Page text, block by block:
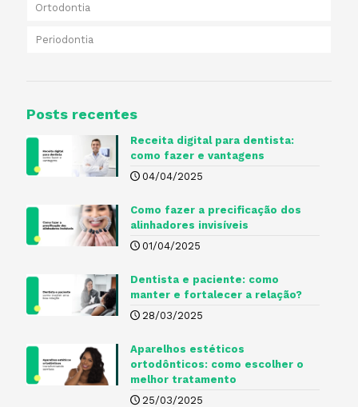
Ortodontia
Periodontia
Posts recentes
Receita digital para dentista​:
como fazer e vantagens
04/04/2025
Como fazer a precificação dos
alinhadores invisíveis
01/04/2025
Dentista e paciente: como
manter e fortalecer a relação?
28/03/2025
Aparelhos estéticos
ortodônticos: como escolher o
melhor tratamento
25/03/2025